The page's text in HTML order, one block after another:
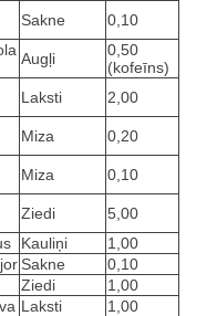
Sakne 0,10
Augļi
0,50
(kofeīns)
Laksti 2,00
Miza 0,20
Miza 0,10
Ziedi
5,00
Kauliņi
1,00
Sakne
0,10
Ziedi
1,00
Laksti
1,00